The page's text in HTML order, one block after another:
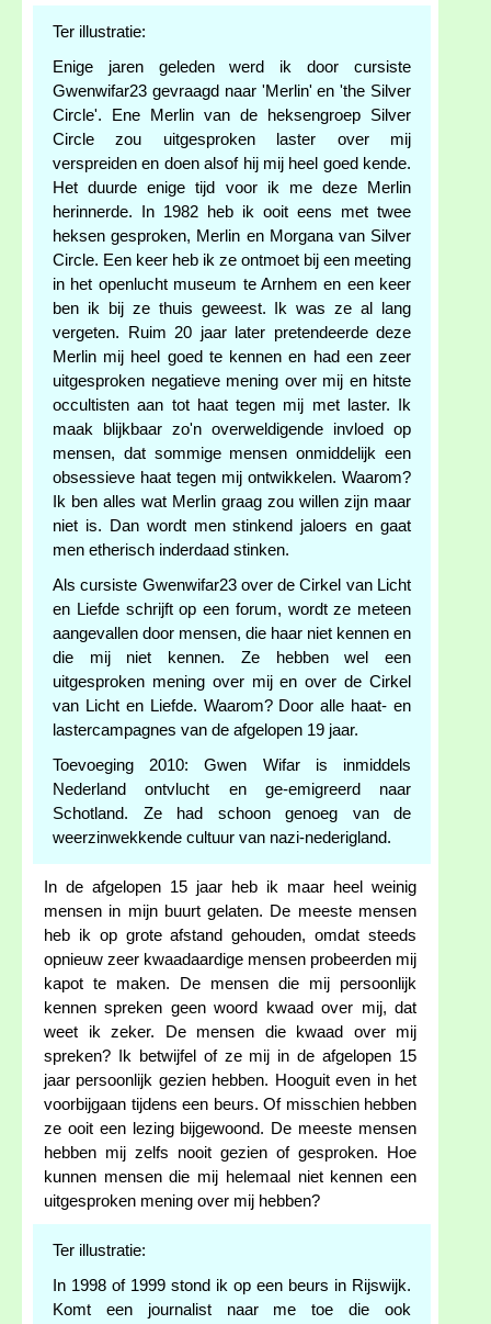
Ter illustratie:
Enige jaren geleden werd ik door cursiste
Gwenwifar23 gevraagd naar 'Merlin' en 'the Silver
Circle'. Ene Merlin van de heksengroep Silver
Circle zou uitgesproken laster over mij
verspreiden en doen alsof hij mij heel goed kende.
Het duurde enige tijd voor ik me deze Merlin
herinnerde. In 1982 heb ik ooit eens met twee
heksen gesproken, Merlin en Morgana van Silver
Circle. Een keer heb ik ze ontmoet bij een meeting
in het openlucht museum te Arnhem en een keer
ben ik bij ze thuis geweest. Ik was ze al lang
vergeten. Ruim 20 jaar later pretendeerde deze
Merlin mij heel goed te kennen en had een zeer
uitgesproken negatieve mening over mij en hitste
occultisten aan tot haat tegen mij met laster. Ik
maak blijkbaar zo'n overweldigende invloed op
mensen, dat sommige mensen onmiddelijk een
obsessieve haat tegen mij ontwikkelen. Waarom?
Ik ben alles wat Merlin graag zou willen zijn maar
niet is. Dan wordt men stinkend jaloers en gaat
men etherisch inderdaad stinken.
Als cursiste Gwenwifar23 over de Cirkel van Licht
en Liefde schrijft op een forum, wordt ze meteen
aangevallen door mensen, die haar niet kennen en
die mij niet kennen. Ze hebben wel een
uitgesproken mening over mij en over de Cirkel
van Licht en Liefde. Waarom? Door alle haat- en
lastercampagnes van de afgelopen 19 jaar.
Toevoeging 2010: Gwen Wifar is inmiddels
Nederland ontvlucht en ge-emigreerd naar
Schotland. Ze had schoon genoeg van de
weerzinwekkende cultuur van nazi-nederigland.
In de afgelopen 15 jaar heb ik maar heel weinig
mensen in mijn buurt gelaten. De meeste mensen
heb ik op grote afstand gehouden, omdat steeds
opnieuw zeer kwaadaardige mensen probeerden mij
kapot te maken. De mensen die mij persoonlijk
kennen spreken geen woord kwaad over mij, dat
weet ik zeker. De mensen die kwaad over mij
spreken? Ik betwijfel of ze mij in de afgelopen 15
jaar persoonlijk gezien hebben. Hooguit even in het
voorbijgaan tijdens een beurs. Of misschien hebben
ze ooit een lezing bijgewoond. De meeste mensen
hebben mij zelfs nooit gezien of gesproken. Hoe
kunnen mensen die mij helemaal niet kennen een
uitgesproken mening over mij hebben?
Ter illustratie:
In 1998 of 1999 stond ik op een beurs in Rijswijk.
Komt een journalist naar me toe die ook